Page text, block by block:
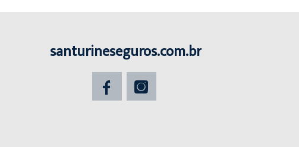
santurineseguros.com.br